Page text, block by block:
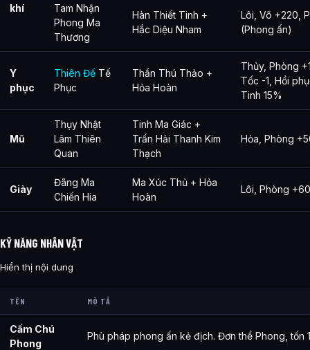
khí
Tam Nhận
Phong Ma
Thương
Hàn Thiết Tinh +
Hắc Diệu Nham
Lôi, Võ +220,
(Phong ấn)
Y
phục
Thiên Đế Tế
Phục
Thần Thú Thảo +
Hỏa Hoàn
Thủy, Phòng
Tốc -1, Hồi
Tinh 15%
Mũ
Thụy Nhật
Lâm Thiên
Quan
Tinh Ma Giác +
Trấn Hải Thanh Kim
Thạch
Hỏa, Phòng
Giày
Đãng Ma
Chiến Hia
Ma Xúc Thủ + Hỏa
Hoàn
Lôi, Phòng +60
KỸ NĂNG NHÂN VẬT
Hiển thị nội dung
TÊN MÔ TẢ
Cấm Chú
Phong
Phù pháp phong ấn kẻ địch. Đơn thể Phong, tốn